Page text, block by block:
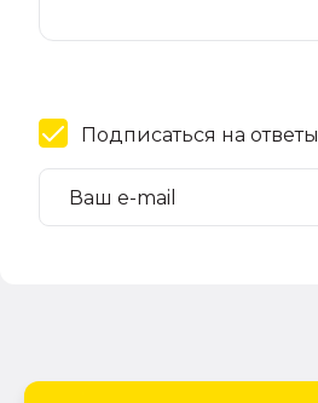
Подписаться на ответы